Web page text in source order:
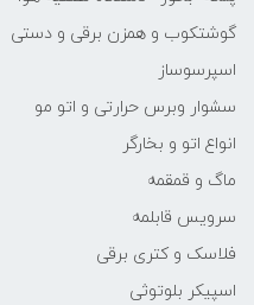
گوشتکوب و همزن برقی و دستی
اسپرسوساز
سشوار وبرس حرارتی و اتو مو
انواع اتو و بخارگر
ماگ و قمقمه
سرویس قابلمه
فلاسک و کتری برقی
اسپیکر بلوتوثی